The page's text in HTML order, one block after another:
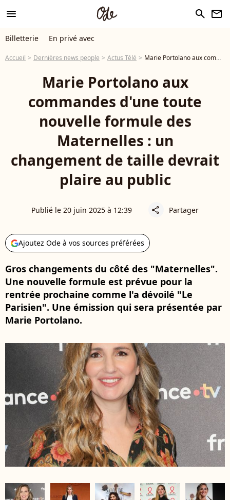
menu search newsletter
Billetterie En privé avec
Accueil Dernières news people Actus Télé Marie Portolano aux commandes d'une toute nouvelle formule des Maternelles : un changement de taille devrait plaire au public
Marie Portolano aux
commandes d'une toute
nouvelle formule des
Maternelles : un
changement de taille devrait
plaire au public
Publié le 20 juin 2025 à 12:39 share Partager
Ajoutez Ode à vos sources préférées
Gros changements du côté des "Maternelles".
Une nouvelle formule est prévue pour la
rentrée prochaine comme l'a dévoilé "Le
Parisien". Une émission qui sera présentée par
Marie Portolano.